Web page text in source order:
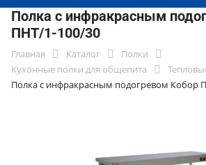
Полка с инфракрасным
ПНТ/1-100/30
Главная Каталог
Полки
Кухонные полки для общепита
Полка с инфракрасным подогревом Кобор